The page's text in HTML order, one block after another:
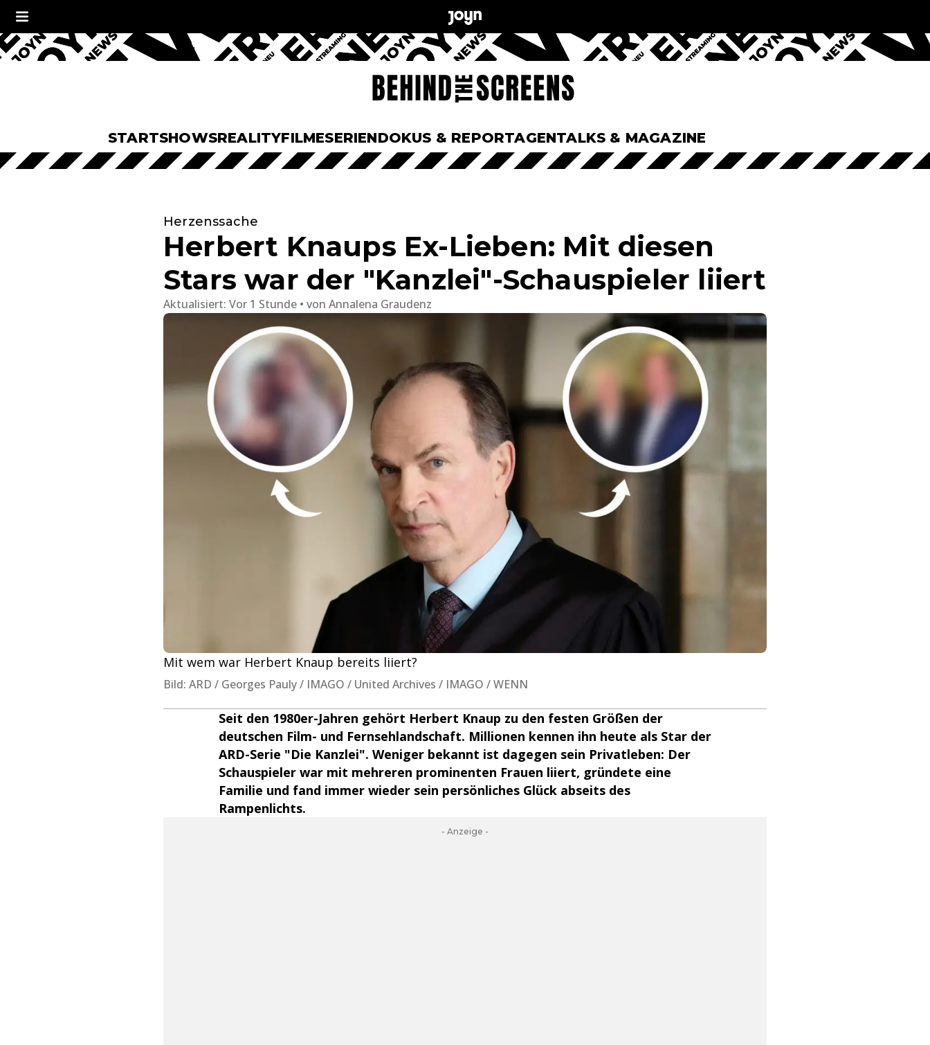
STARTSHOWSREALITYFILMESERIENDOKUS & REPORTAGENTALKS & MAGAZINE
Herzenssache
Herbert Knaups Ex-Lieben: Mit diesen
Stars war der "Kanzlei"-Schauspieler liiert
Aktualisiert: Vor 1 Stunde von Annalena Graudenz
Mit wem war Herbert Knaup bereits liiert?
Bild: ARD / Georges Pauly / IMAGO / United Archives / IMAGO / WENN
Seit den 1980er-Jahren gehört Herbert Knaup zu den festen Größen der
deutschen Film- und Fernsehlandschaft. Millionen kennen ihn heute als Star der
ARD-Serie "Die Kanzlei". Weniger bekannt ist dagegen sein Privatleben: Der
Schauspieler war mit mehreren prominenten Frauen liiert, gründete eine
Familie und fand immer wieder sein persönliches Glück abseits des
Rampenlichts.
- Anzeige -